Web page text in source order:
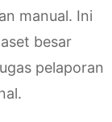
manual. Ini
besar
pelaporan